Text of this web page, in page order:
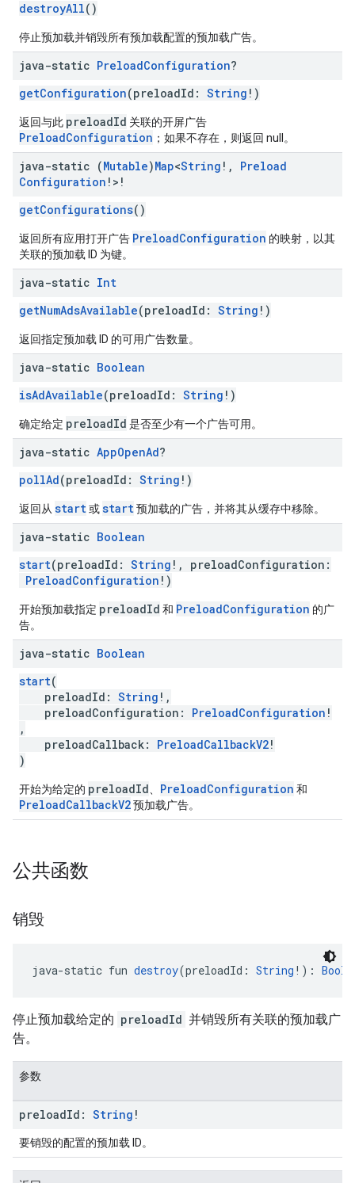
destroyAll()
停止预加载并销毁所有预加载配置的预加载广告。
java-static PreloadConfiguration?
getConfiguration(preloadId: String !)
返回与此 preloadId 关联的开屏广告
PreloadConfiguration ；如果不存在，则返回 null。
java-static (Mutable)Map<String ! ,
Preload
Configuration !>!
getConfigurations()
返回所有应用打开广告 PreloadConfiguration 的映射，以其
关联的预加载 ID 为键。
java-static Int
getNumAdsAvailable(preloadId: String !)
返回指定预加载 ID 的可用广告数量。
java-static Boolean
isAdAvailable(preloadId: String !)
确定给定 preloadId 是否至少有一个广告可用。
java-static AppOpenAd?
pollAd(preloadId: String !)
返回从 start或start预加载的广告，并将其从缓存中移除。
java-static Boolean
start(preloadId: String !, preloadConfiguration:
PreloadConfiguration !)
开始预加载指定 preloadId 和 PreloadConfiguration 的广
告。
java-static Boolean
start(
preloadId: String !,
preloadConfiguration: PreloadConfiguration !
,
preloadCallback: PreloadCallbackV2!
)
开始为给定的 preloadId PreloadConfiguration 和
PreloadCallbackV2预加载广告。
公共函数
销毁
java-static fun destroy(preloadId: String !):
停止预加载给定的 preloadId 并销毁所有关联的预加载广
告。
参数
preloadId: String !
要销毁的配置的预加载 ID。